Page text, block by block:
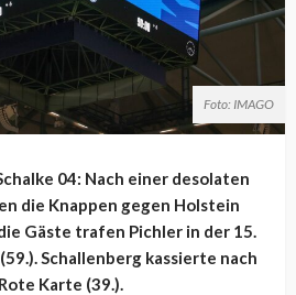
Foto: IMAGO
04: Nach einer desolaten
die Knappen gegen Holstein
Gäste trafen Pichler in der 15.
Schallenberg kassierte nach
Karte (39.).